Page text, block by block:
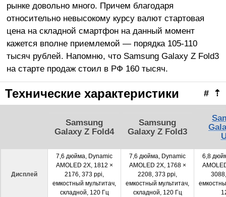
рынке довольно много. Причем благодаря
относительно невысокому курсу валют стартовая
цена на складной смартфон на данный момент
кажется вполне приемлемой — порядка 105-110
тысяч рублей. Напомню, что Samsung Galaxy Z Fold3
на старте продаж стоил в РФ 160 тысяч.
⇡
#
Технические характеристики
Samsung
Galaxy Z Fold4
Samsung
Galaxy Z Fold3
Дисплей
7,6 дюйма, Dynamic
AMOLED 2X, 1812 ×
2176, 373 ppi,
емкостный мультитач,
складной, 120 Гц
7,6 дюйма, Dynamic
AMOLED 2X, 1768 ×
2208, 373 ppi,
емкостный мультитач,
складной, 120 Гц
6,8